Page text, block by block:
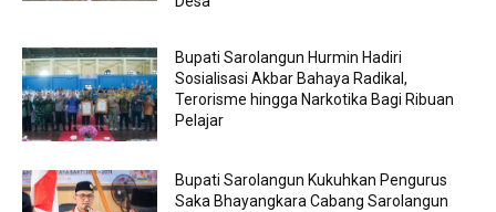
Bupati Sarolangun Hurmin Hadiri
Sosialisasi Akbar Bahaya Radikal,
Terorisme hingga Narkotika Bagi Ribuan
Pelajar
Bupati Sarolangun Kukuhkan Pengurus
Saka Bhayangkara Cabang Sarolangun